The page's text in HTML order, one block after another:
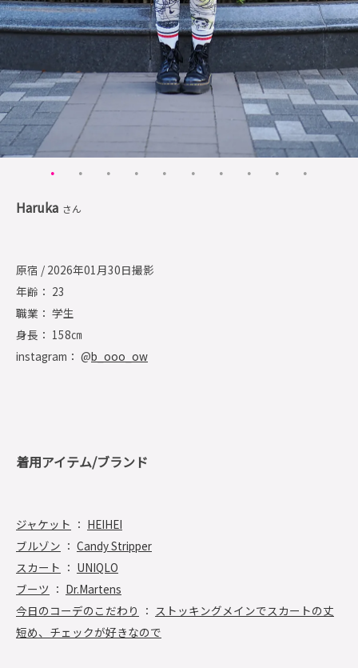
Haruka さん
原宿 / 2026年01月30日撮影
年齢： 23
職業： 学生
身長： 158㎝
instagram： @b_ooo_ow
着用アイテム/ブランド
ジャケット ： HEIHEI
ブルゾン ： Candy Stripper
スカート ： UNIQLO
ブーツ ： Dr.Martens
今日のコーデのこだわり ： ストッキングメインでスカートの丈
短め、チェックが好きなので